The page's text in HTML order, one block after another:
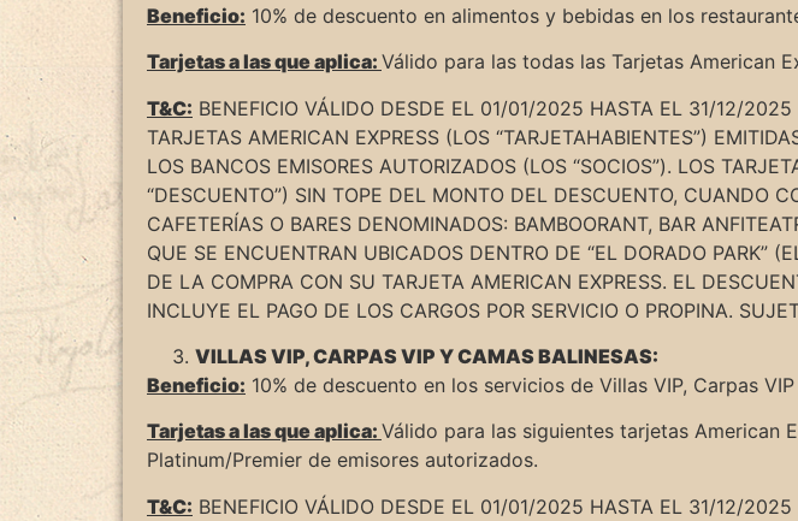
Beneficio: 10% de descuento en alimentos y bebidas en los
Tarjetas a las que aplica: Válido para las todas las Tarjetas American
T&C: BENEFICIO VÁLIDO DESDE EL 01/01/2025 HASTA EL 31/12/
TARJETAS AMERICAN EXPRESS (LOS “TARJETAHABIENTES”)
LOS BANCOS EMISORES AUTORIZADOS (LOS “SOCIOS”). LOS
“DESCUENTO”) SIN TOPE DEL MONTO DEL DESCUENTO, CUANDO
CAFETERÍAS O BARES DENOMINADOS: BAMBOORANT, BAR
QUE SE ENCUENTRAN UBICADOS DENTRO DE “EL DORADO PARK”
DE LA COMPRA CON SU TARJETA AMERICAN EXPRESS. EL
INCLUYE EL PAGO DE LOS CARGOS POR SERVICIO O PROPINA.
VILLAS VIP, CARPAS VIP Y CAMAS BALINESAS:
Beneficio: 10% de descuento en los servicios de Villas VIP, Carpas
Tarjetas a las que aplica: Válido para las siguientes tarjetas American
Platinum/Premier de emisores autorizados.
T&C: BENEFICIO VÁLIDO DESDE EL 01/01/2025 HASTA EL 31/12/